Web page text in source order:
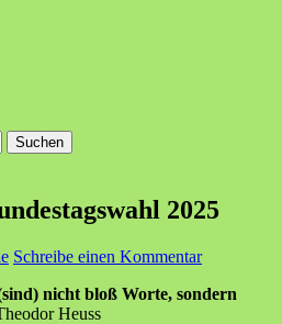
2025
Schreibe einen Kommentar
nicht bloß Worte, sondern
Heuss